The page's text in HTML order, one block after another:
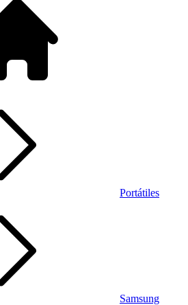
Portátiles
Samsung